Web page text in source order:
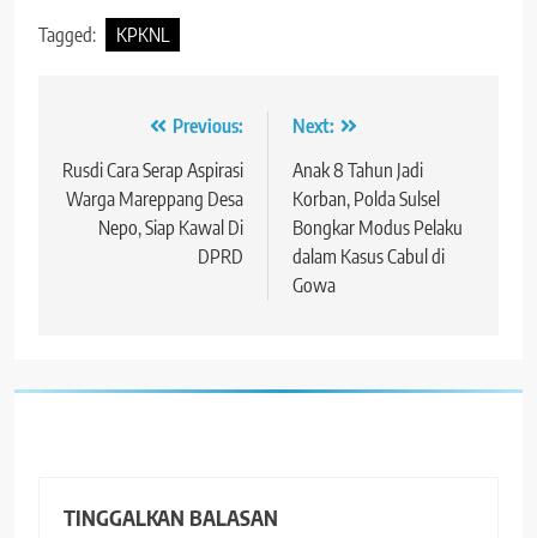
Tagged: KPKNL
Navigasi
pos
Previous:
Rusdi Cara Serap Aspirasi
Warga Mareppang Desa
Nepo, Siap Kawal Di
DPRD
Next:
Anak 8 Tahun Jadi
Korban, Polda Sulsel
Bongkar Modus Pelaku
dalam Kasus Cabul di
Gowa
TINGGALKAN BALASAN